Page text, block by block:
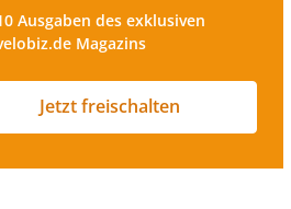
Ausgaben des exklusiven
Magazins
Jetzt freischalten